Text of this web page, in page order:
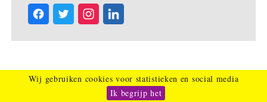
Wij gebruiken cookies voor statistieken en social media
Ik begrijp het